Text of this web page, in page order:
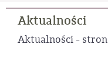
Aktualności
Aktualności -